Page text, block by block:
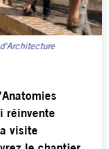
réinvente
visite